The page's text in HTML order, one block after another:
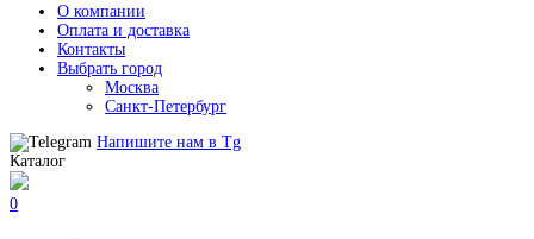
О компании
Оплата и доставка
Контакты
Выбрать город
Москва
Санкт-Петербург
Напишите нам в Tg
Каталог
0